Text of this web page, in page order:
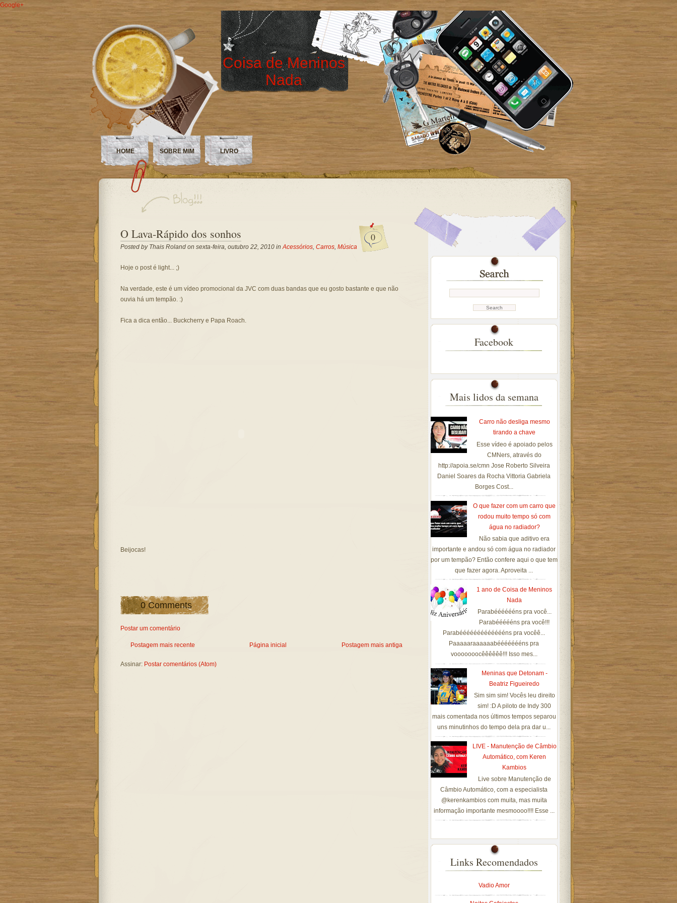
Google+
Coisa de Meninos
Nada
HOME SOBRE MIM LIVRO
0
O Lava-Rápido dos sonhos
Posted by Thais Rolandon sexta-feira, outubro 22, 2010 inAcessórios, Carros, Música
Hoje o post é light... ;)
Na verdade, este é um vídeo promocional da JVC com duas bandas que eu gosto bastante e que não
ouvia há um tempão. :)
Fica a dica então... Buckcherry e Papa Roach.
Beijocas!
0 Comments
Postar um comentário
Postagem mais recente Postagem mais antiga
Página inicial
Assinar: Postar comentários (Atom)
Facebook
Mais lidos da semana
Carro não desliga mesmo
tirando a chave
Esse vídeo é apoiado pelos
CMNers, através do
http://apoia.se/cmn Jose Roberto Silveira
Daniel Soares da Rocha Vittoria Gabriela
Borges Cost...
O que fazer com um carro que
rodou muito tempo só com
água no radiador?
Não sabia que aditivo era
importante e andou só com água no radiador
por um tempão? Então confere aqui o que tem
que fazer agora. Aproveita ...
1 ano de Coisa de Meninos
Nada
Parabééééééns pra você...
Parabéééééns pra você!!!
Parabéééééééééééééns pra vocêê...
Paaaaaraaaaaabéééééééns pra
vooooooocêêêêêê!!! Isso mes...
Meninas que Detonam -
Beatriz Figueiredo
Sim sim sim! Vocês leu direito
sim! :D A piloto de Indy 300
mais comentada nos últimos tempos separou
uns minutinhos do tempo dela pra dar u...
LIVE - Manutenção de Câmbio
Automático, com Keren
Kambios
Live sobre Manutenção de
Câmbio Automático, com a especialista
@kerenkambios com muita, mas muita
informação importante mesmoooo!!!! Esse ...
Links Recomendados
Vadio Amor